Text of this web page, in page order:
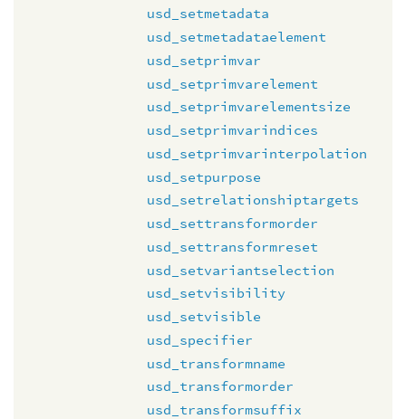
usd_setmetadata
usd_setmetadataelement
usd_setprimvar
usd_setprimvarelement
usd_setprimvarelementsize
usd_setprimvarindices
usd_setprimvarinterpolation
usd_setpurpose
usd_setrelationshiptargets
usd_settransformorder
usd_settransformreset
usd_setvariantselection
usd_setvisibility
usd_setvisible
usd_specifier
usd_transformname
usd_transformorder
usd_transformsuffix